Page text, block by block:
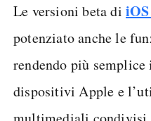
Le versioni beta di
potenziato anche le
rendendo più
dispositivi Apple e